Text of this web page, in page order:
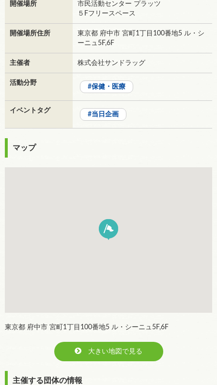
開催場所
市民活動センター プラッツ
５Fフリースペース
開催場所住所
東京都 府中市 宮町1丁目100番地5 ル・シ
ーニュ5F,6F
主催者 株式会社サンドラッグ
活動分野
保健・医療
イベントタグ
当日企画
マップ
東京都 府中市 宮町1丁目100番地5 ル・シーニュ5F,6F
大きい地図で見る
主催する団体の情報